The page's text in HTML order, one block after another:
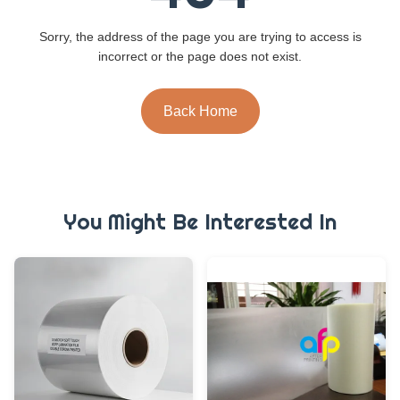
Sorry, the address of the page you are trying to access is
incorrect or the page does not exist.
Back Home
You Might Be Interested In